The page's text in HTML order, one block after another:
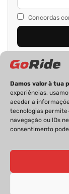
Damos valor à tua
experiências,
aceder a
tecnologias
navegação ou IDs
consentimento
Concordas
PRIVACIDADE